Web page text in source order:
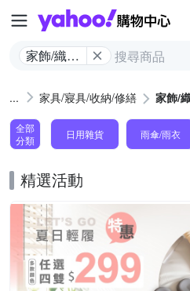
家飾/織品/
家具/寢具/收納/修繕 家飾/
全部
分類
日用雜貨 雨傘/雨衣
精選活動